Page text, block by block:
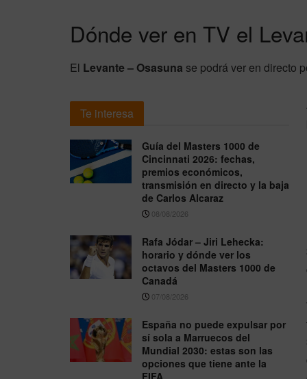
Dónde ver en TV el
El Levante – Osasuna se podrá ver en directo
Te interesa
Guía del Masters 1000 de
Cincinnati 2026: fechas,
premios económicos,
transmisión en directo y la baja
de Carlos Alcaraz
08/08/2026
Rafa Jódar – Jiri Lehecka:
horario y dónde ver los
octavos del Masters 1000 de
Canadá
07/08/2026
España no puede expulsar por
sí sola a Marruecos del
Mundial 2030: estas son las
opciones que tiene ante la
FIFA